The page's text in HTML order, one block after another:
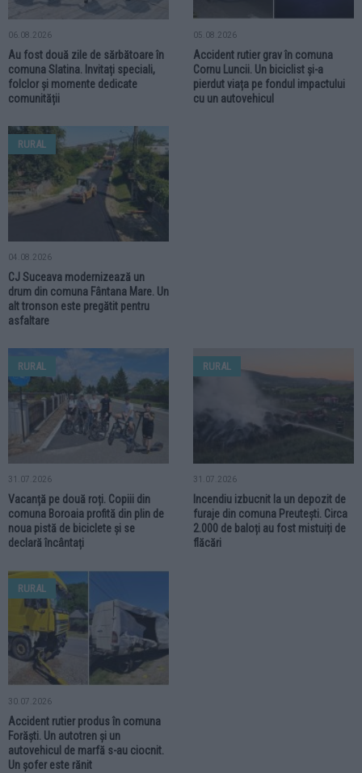
06.08.2026
Au fost două zile de sărbătoare în
comuna Slatina. Invitați speciali,
folclor și momente dedicate
comunității
05.08.2026
Accident rutier grav în comuna
Cornu Luncii. Un biciclist și-a
pierdut viața pe fondul impactului
cu un autovehicul
RURAL
04.08.2026
CJ Suceava modernizează un
drum din comuna Fântana Mare. Un
alt tronson este pregătit pentru
asfaltare
RURAL
31.07.2026
Vacanță pe două roți. Copiii din
comuna Boroaia profită din plin de
noua pistă de biciclete și se
declară încântați
RURAL
31.07.2026
Incendiu izbucnit la un depozit de
furaje din comuna Preutești. Circa
2.000 de baloți au fost mistuiți de
flăcări
RURAL
30.07.2026
Accident rutier produs în comuna
Forăști. Un autotren și un
autovehicul de marfă s-au ciocnit.
Un șofer este rănit